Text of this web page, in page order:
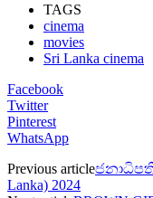
TAGS
cinema
movies
Sri Lanka cinema
Facebook
Twitter
Pinterest
WhatsApp
Previous article
Lanka) 2024